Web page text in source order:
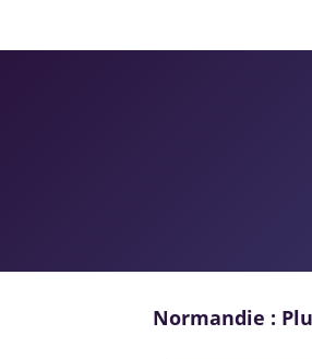
Normandie :